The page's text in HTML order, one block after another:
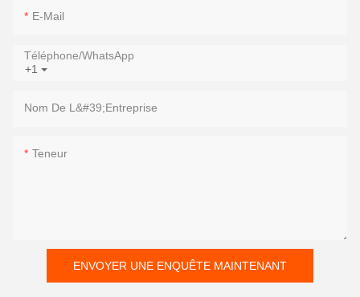
E-Mail
+1
Téléphone/WhatsApp
Nom De L&#39;entreprise
Teneur
ENVOYER UNE ENQUÊTE MAINTENANT